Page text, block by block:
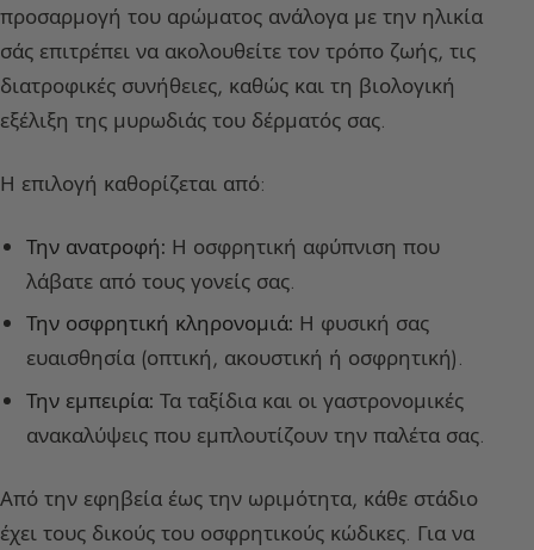
προσαρμογή του αρώματος ανάλογα με την ηλικία
σάς επιτρέπει να ακολουθείτε τον τρόπο ζωής, τις
διατροφικές συνήθειες, καθώς και τη βιολογική
εξέλιξη της μυρωδιάς του δέρματός σας.
Η επιλογή καθορίζεται από:
Την ανατροφή: Η οσφρητική αφύπνιση που
λάβατε από τους γονείς σας.
Την οσφρητική κληρονομιά: Η φυσική σας
ευαισθησία (οπτική, ακουστική ή οσφρητική).
Την εμπειρία: Τα ταξίδια και οι γαστρονομικές
ανακαλύψεις που εμπλουτίζουν την παλέτα σας.
Από την εφηβεία έως την ωριμότητα, κάθε στάδιο
έχει τους δικούς του οσφρητικούς κώδικες. Για να